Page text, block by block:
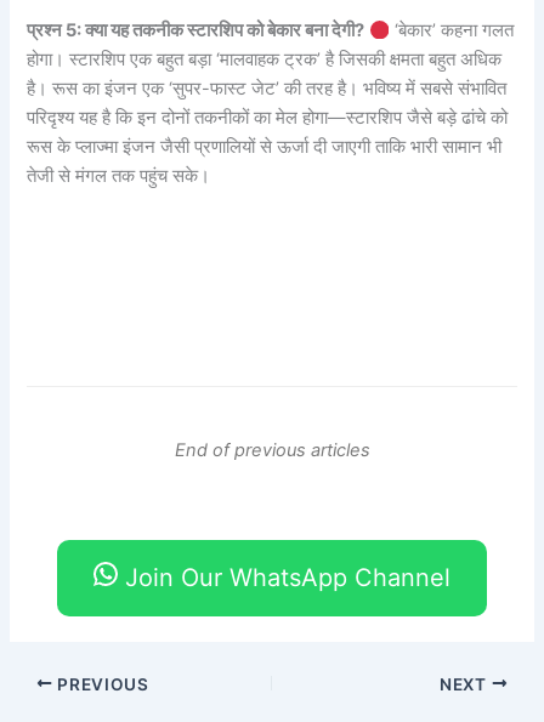
प्रश्न 5: क्या यह तकनीक स्टारशिप को बेकार बना देगी?
‘बेकार’ कहना गलत
होगा। स्टारशिप एक बहुत बड़ा ‘मालवाहक ट्रक’ है जिसकी क्षमता बहुत अधिक
है। रूस का इंजन एक ‘सुपर-फास्ट जेट’ की तरह है। भविष्य में सबसे संभावित
परिदृश्य यह है कि इन दोनों तकनीकों का मेल होगा—स्टारशिप जैसे बड़े ढांचे को
रूस के प्लाज्मा इंजन जैसी प्रणालियों से ऊर्जा दी जाएगी ताकि भारी सामान भी
तेजी से मंगल तक पहुंच सके।
End of previous articles
Join Our WhatsApp Channel
PREVIOUS NEXT